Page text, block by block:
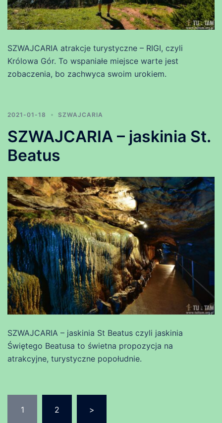
SZWAJCARIA atrakcje turystyczne – RIGI, czyli
Królowa Gór. To wspaniałe miejsce warte jest
zobaczenia, bo zachwyca swoim urokiem.
2021-01-18 SZWAJCARIA
SZWAJCARIA – jaskinia St.
Beatus
SZWAJCARIA – jaskinia St Beatus czyli jaskinia
Świętego Beatusa to świetna propozycja na
atrakcyjne, turystyczne popołudnie.
wpisów
1 2 >